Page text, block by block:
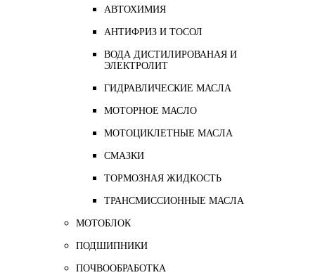
АВТОХИМИЯ
АНТИФРИЗ И ТОСОЛ
ВОДА ДИСТИЛИРОВАНАЯ И
ЭЛЕКТРОЛИТ
ГИДРАВЛИЧЕСКИЕ МАСЛА
МОТОРНОЕ МАСЛО
МОТОЦИКЛЕТНЫЕ МАСЛА
СМАЗКИ
ТОРМОЗНАЯ ЖИДКОСТЬ
ТРАНСМИССИОННЫЕ МАСЛА
МОТОБЛОК
ПОДШИПНИКИ
ПОЧВООБРАБОТКА